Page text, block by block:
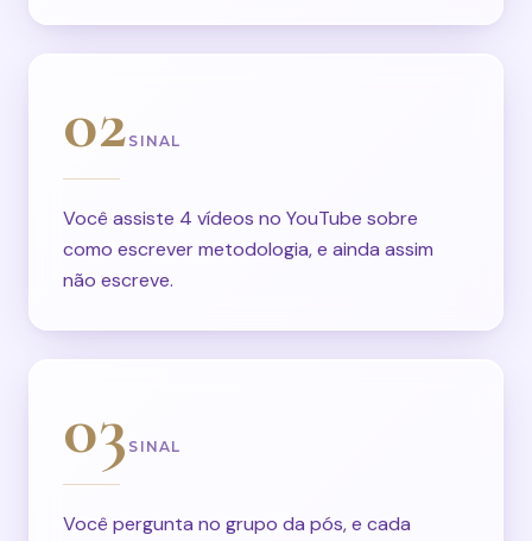
02 SINAL
Você assiste 4 vídeos no YouTube sobre
como escrever metodologia, e ainda assim
não escreve.
03 SINAL
Você pergunta no grupo da pós, e cada